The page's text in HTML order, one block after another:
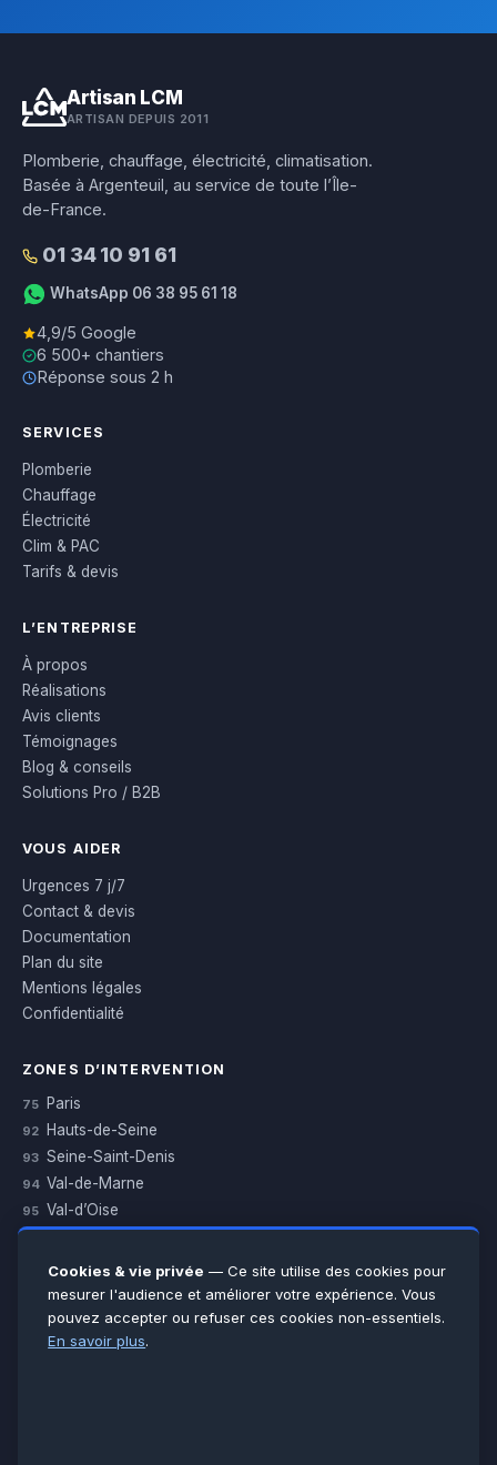
Artisan LCM
ARTISAN DEPUIS 2011
Plomberie, chauffage, électricité, climatisation.
Basée à Argenteuil, au service de toute l’Île-
de-France.
01 34 10 91 61
WhatsApp 06 38 95 61 18
4,9/5 Google
6 500+ chantiers
Réponse sous 2 h
SERVICES
Plomberie
Chauffage
Électricité
Clim & PAC
Tarifs & devis
L’ENTREPRISE
À propos
Réalisations
Avis clients
Témoignages
Blog & conseils
Solutions Pro / B2B
VOUS AIDER
Urgences 7 j/7
Contact & devis
Documentation
Plan du site
Mentions légales
Confidentialité
ZONES D’INTERVENTION
75 Paris
92 Hauts-de-Seine
93 Seine-Saint-Denis
94 Val-de-Marne
95 Val-d’Oise
Essonne
Seine-et-Marne
Voir toutes les villes →
Cookies & vie privée — Ce site utilise des cookies pour
mesurer l'audience et améliorer votre expérience. Vous
pouvez accepter ou refuser ces cookies non-essentiels.
En savoir plus.